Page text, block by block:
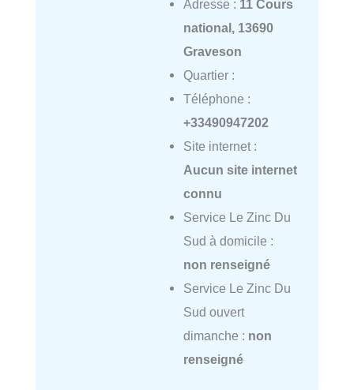
Adresse : 11 Cours
national, 13690
Graveson
Quartier :
Téléphone :
+33490947202
Site internet :
Aucun site internet
connu
Service Le Zinc Du
Sud à domicile :
non renseigné
Service Le Zinc Du
Sud ouvert
dimanche : non
renseigné